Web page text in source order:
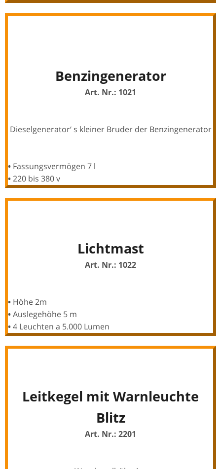
Benzingenerator
Art. Nr.: 1021
Dieselgenerator‘ s kleiner Bruder der Benzingenerator
• Fassungsvermögen 7 l
•220 bis 380 v
Lichtmast
Art. Nr.: 1022
• Höhe 2m
•Auslegehöhe 5 m
•4 Leuchten a 5.000 Lumen
Leitkegel mit Warnleuchte
Blitz
Art. Nr.: 2201